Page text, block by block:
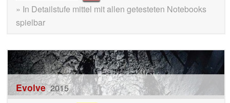
» In Detailstufe mittel mit allen getesteten Notebooks
spielbar
Evolve 2015